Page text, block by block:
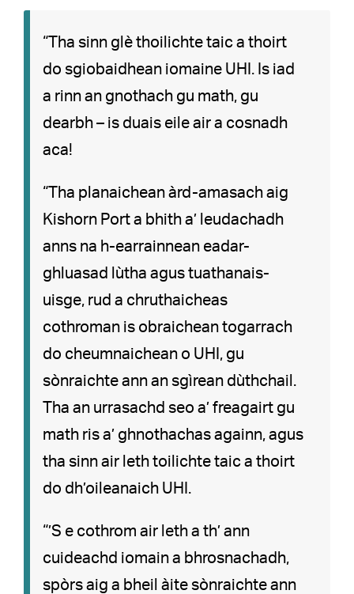
“Tha sinn glè thoilichte taic a thoirt
do sgiobaidhean iomaine UHI. Is iad
a rinn an gnothach gu math, gu
dearbh – is duais eile air a cosnadh
aca!
“Tha planaichean àrd-amasach aig
Kishorn Port a bhith a’ leudachadh
anns na h-earrainnean eadar-
ghluasad lùtha agus tuathanais-
uisge, rud a chruthaicheas
cothroman is obraichean togarrach
do cheumnaichean o UHI, gu
sònraichte ann an sgìrean dùthchail.
Tha an urrasachd seo a’ freagairt gu
math ris a’ ghnothachas againn, agus
tha sinn air leth toilichte taic a thoirt
do dh’oileanaich UHI.
“’S e cothrom air leth a th’ ann
cuideachd iomain a bhrosnachadh,
spòrs aig a bheil àite sònraichte ann